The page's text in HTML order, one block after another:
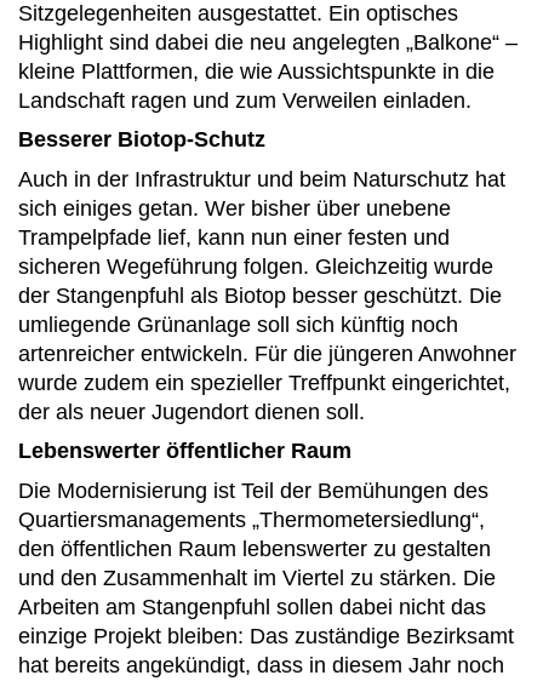
Sitzgelegenheiten ausgestattet. Ein optisches
Highlight sind dabei die neu angelegten „Balkone“ –
kleine Plattformen, die wie Aussichtspunkte in die
Landschaft ragen und zum Verweilen einladen.
Besserer Biotop-Schutz
Auch in der Infrastruktur und beim Naturschutz hat
sich einiges getan. Wer bisher über unebene
Trampelpfade lief, kann nun einer festen und
sicheren Wegeführung folgen. Gleichzeitig wurde
der Stangenpfuhl als Biotop besser geschützt. Die
umliegende Grünanlage soll sich künftig noch
artenreicher entwickeln. Für die jüngeren Anwohner
wurde zudem ein spezieller Treffpunkt eingerichtet,
der als neuer Jugendort dienen soll.
Lebenswerter öffentlicher Raum
Die Modernisierung ist Teil der Bemühungen des
Quartiersmanagements „Thermometersiedlung“,
den öffentlichen Raum lebenswerter zu gestalten
und den Zusammenhalt im Viertel zu stärken. Die
Arbeiten am Stangenpfuhl sollen dabei nicht das
einzige Projekt bleiben: Das zuständige Bezirksamt
hat bereits angekündigt, dass in diesem Jahr noch